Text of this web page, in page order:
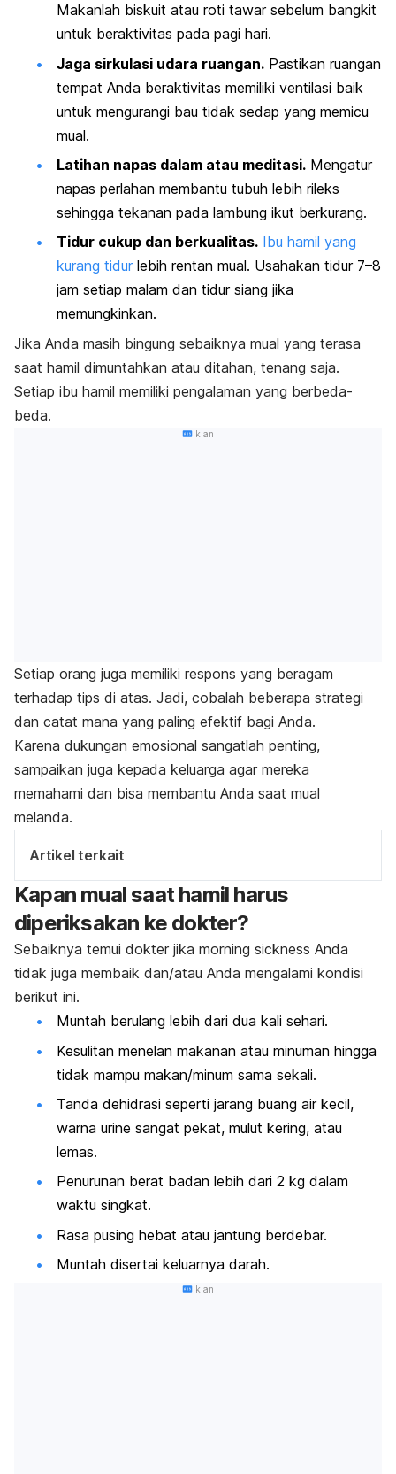
Makanlah biskuit atau roti tawar sebelum bangkit
untuk beraktivitas pada pagi hari.
Jaga sirkulasi udara ruangan. Pastikan ruangan
tempat Anda beraktivitas memiliki ventilasi baik
untuk mengurangi bau tidak sedap yang memicu
mual.
Latihan napas dalam atau meditasi. Mengatur
napas perlahan membantu tubuh lebih rileks
sehingga tekanan pada lambung ikut berkurang.
Tidur cukup dan berkualitas. Ibu hamil yang
kurang tidur lebih rentan mual. Usahakan tidur 7–8
jam setiap malam dan tidur siang jika
memungkinkan.
Jika Anda masih bingung sebaiknya mual yang terasa
saat hamil dimuntahkan atau ditahan, tenang saja.
Setiap ibu hamil memiliki pengalaman yang berbeda-
beda.
Iklan
Setiap orang juga memiliki respons yang beragam
terhadap tips di atas. Jadi, cobalah beberapa strategi
dan catat mana yang paling efektif bagi Anda.
Karena dukungan emosional sangatlah penting,
sampaikan juga kepada keluarga agar mereka
memahami dan bisa membantu Anda saat mual
melanda.
Artikel terkait
Kapan mual saat hamil harus
diperiksakan ke dokter?
Sebaiknya temui dokter jika morning sickness Anda
tidak juga membaik dan/atau Anda mengalami kondisi
berikut ini.
Muntah berulang lebih dari dua kali sehari.
Kesulitan menelan makanan atau minuman hingga
tidak mampu makan/minum sama sekali.
Tanda dehidrasi seperti jarang buang air kecil,
warna urine sangat pekat, mulut kering, atau
lemas.
Penurunan berat badan lebih dari 2 kg dalam
waktu singkat.
Rasa pusing hebat atau jantung berdebar.
Muntah disertai keluarnya darah.
Iklan